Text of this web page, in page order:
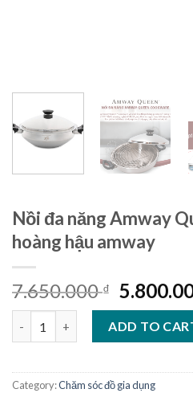
Nồi đa năng Amway
hoàng hậu amway
7.650.000₫ Original
price
was:
ADD TO
Category:Chăm sóc đồ gia dụng